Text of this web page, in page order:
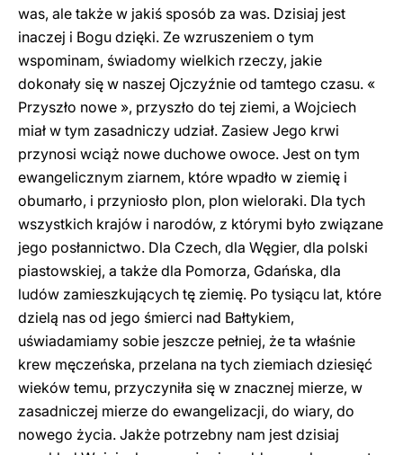
was, ale także w jakiś sposób za was. Dzisiaj jest
inaczej i Bogu dzięki. Ze wzruszeniem o tym
wspominam, świadomy wielkich rzeczy, jakie
dokonały się w naszej Ojczyźnie od tamtego czasu. «
Przyszło nowe », przyszło do tej ziemi, a Wojciech
miał w tym zasadniczy udział. Zasiew Jego krwi
przynosi wciąż nowe duchowe owoce. Jest on tym
ewangelicznym ziarnem, które wpadło w ziemię i
obumarło, i przyniosło plon, plon wieloraki. Dla tych
wszystkich krajów i narodów, z którymi było związane
jego posłannictwo. Dla Czech, dla Węgier, dla polski
piastowskiej, a także dla Pomorza, Gdańska, dla
ludów zamieszkujących tę ziemię. Po tysiącu lat, które
dzielą nas od jego śmierci nad Bałtykiem,
uświadamiamy sobie jeszcze pełniej, że ta właśnie
krew męczeńska, przelana na tych ziemiach dziesięć
wieków temu, przyczyniła się w znacznej mierze, w
zasadniczej mierze do ewangelizacji, do wiary, do
nowego życia. Jakże potrzebny nam jest dzisiaj